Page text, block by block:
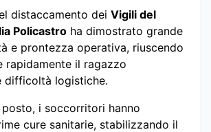
distaccamento dei Vigili del
Policastro ha dimostrato grande
e prontezza operativa, riuscendo
rapidamente il ragazzo
difficoltà logistiche.
i soccorritori hanno
cure sanitarie, stabilizzando il